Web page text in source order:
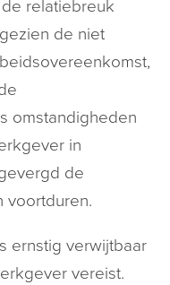
relatiebreuk
de niet
omstandigheden
in
de
voortduren.
ernstig verwijtbaar
vereist.